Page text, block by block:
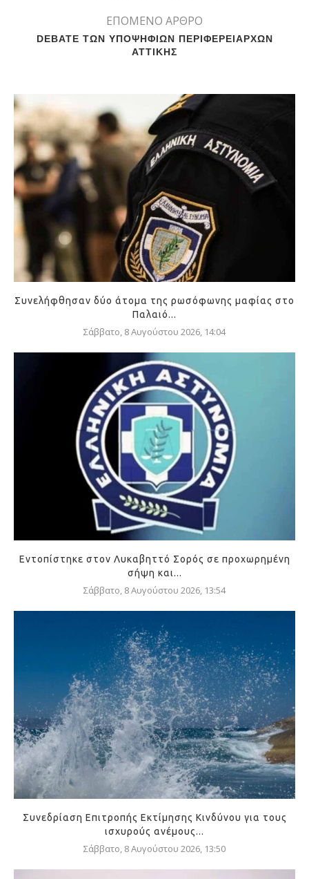
ΕΠΟΜΕΝΟ ΑΡΘΡΟ
DEBATE ΤΩΝ ΥΠΟΨΗΦΙΩΝ ΠΕΡΙΦΕΡΕΙΑΡΧΩΝ
ΑΤΤΙΚΗΣ
Συνελήφθησαν δύο άτομα της ρωσόφωνης μαφίας στο
Παλαιό...
Σάββατο, 8 Αυγούστου 2026, 14:04
Εντοπίστηκε στον Λυκαβηττό Σορός σε προχωρημένη
σήψη και...
Σάββατο, 8 Αυγούστου 2026, 13:54
Συνεδρίαση Επιτροπής Εκτίμησης Κινδύνου για τους
ισχυρούς ανέμους...
Σάββατο, 8 Αυγούστου 2026, 13:50